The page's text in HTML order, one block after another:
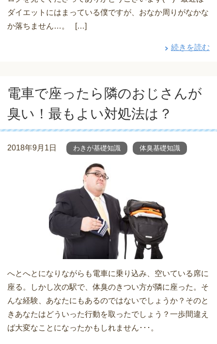
ダイエットにはまっている僕ですが、おなか周りがなかな
か落ちません…。 […]
続きを読む
電車で座ったら隣のおじさんが
臭い！最もよい対処法は？
2018年9月1日 わきが基礎知識 体臭基礎知識
へとへとになりながらも電車に乗り込み、空いている席に
座る。しかし次の駅で、体臭のきつい方が隣に座った。そ
んな経験、あなたにもあるのではないでしょうか？そのと
きあなたはどういった行動を取ったでしょう？一歩間違え
ば大変なことになったかもしれません･･･。